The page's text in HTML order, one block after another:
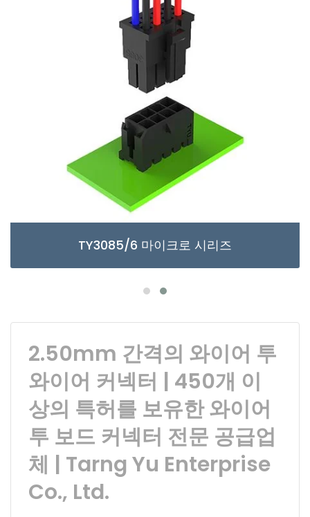
TY3085/6 마이크로 시리즈
2.50mm 간격의 와이어 투
와이어 커넥터 | 450개 이
상의 특허를 보유한 와이어
투 보드 커넥터 전문 공급업
체 | Tarng Yu Enterprise
Co., Ltd.